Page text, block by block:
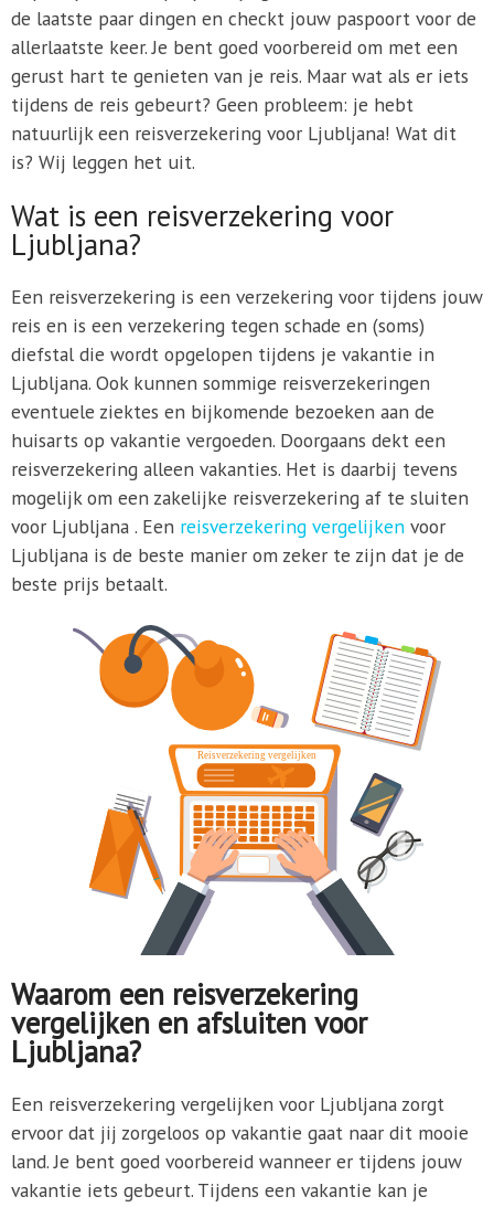
de laatste paar dingen en checkt jouw paspoort voor de
allerlaatste keer. Je bent goed voorbereid om met een
gerust hart te genieten van je reis. Maar wat als er iets
tijdens de reis gebeurt? Geen probleem: je hebt
natuurlijk een reisverzekering voor Ljubljana! Wat dit
is? Wij leggen het uit.
Wat is een reisverzekering voor
Ljubljana?
Een reisverzekering is een verzekering voor tijdens jouw
reis en is een verzekering tegen schade en (soms)
diefstal die wordt opgelopen tijdens je vakantie in
Ljubljana. Ook kunnen sommige reisverzekeringen
eventuele ziektes en bijkomende bezoeken aan de
huisarts op vakantie vergoeden. Doorgaans dekt een
reisverzekering alleen vakanties. Het is daarbij tevens
mogelijk om een zakelijke reisverzekering af te sluiten
voor Ljubljana . Een reisverzekering vergelijkenvoor
Ljubljana is de beste manier om zeker te zijn dat je de
beste prijs betaalt.
Waarom een reisverzekering
vergelijken en afsluiten voor
Ljubljana?
Een reisverzekering vergelijken voor Ljubljana zorgt
ervoor dat jij zorgeloos op vakantie gaat naar dit mooie
land. Je bent goed voorbereid wanneer er tijdens jouw
vakantie iets gebeurt. Tijdens een vakantie kan je